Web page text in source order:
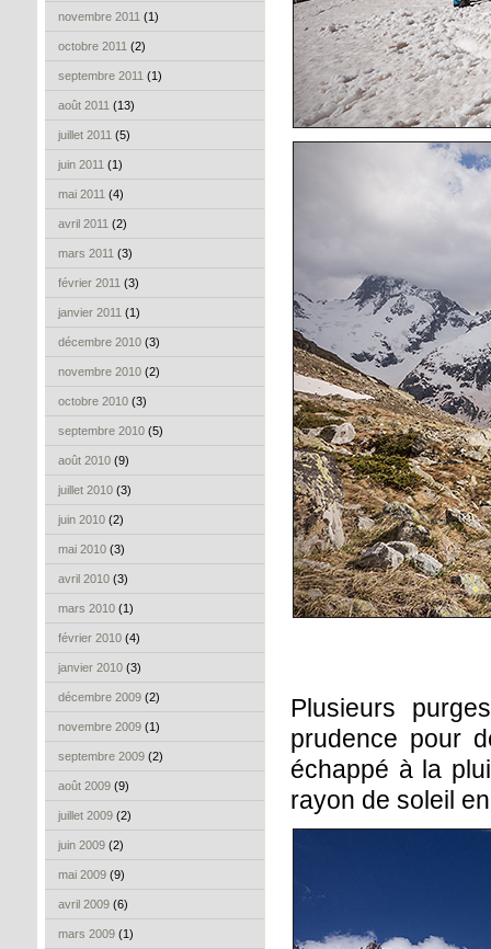
novembre 2011 (1)
octobre 2011 (2)
septembre 2011 (1)
août 2011 (13)
juillet 2011 (5)
juin 2011 (1)
mai 2011 (4)
avril 2011 (2)
mars 2011 (3)
février 2011 (3)
janvier 2011 (1)
décembre 2010 (3)
novembre 2010 (2)
octobre 2010 (3)
septembre 2010 (5)
août 2010 (9)
juillet 2010 (3)
juin 2010 (2)
mai 2010 (3)
avril 2010 (3)
mars 2010 (1)
février 2010 (4)
janvier 2010 (3)
décembre 2009 (2)
novembre 2009 (1)
septembre 2009 (2)
août 2009 (9)
juillet 2009 (2)
juin 2009 (2)
mai 2009 (9)
avril 2009 (6)
mars 2009 (1)
Plusieurs
prudence pour
échappé à la
rayon de soleil